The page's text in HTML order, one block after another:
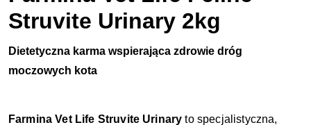
Struvite Urinary 2kg
Dietetyczna karma wspierająca zdrowie dróg
moczowych kota
Farmina Vet Life Struvite Urinary to specjalistyczna,